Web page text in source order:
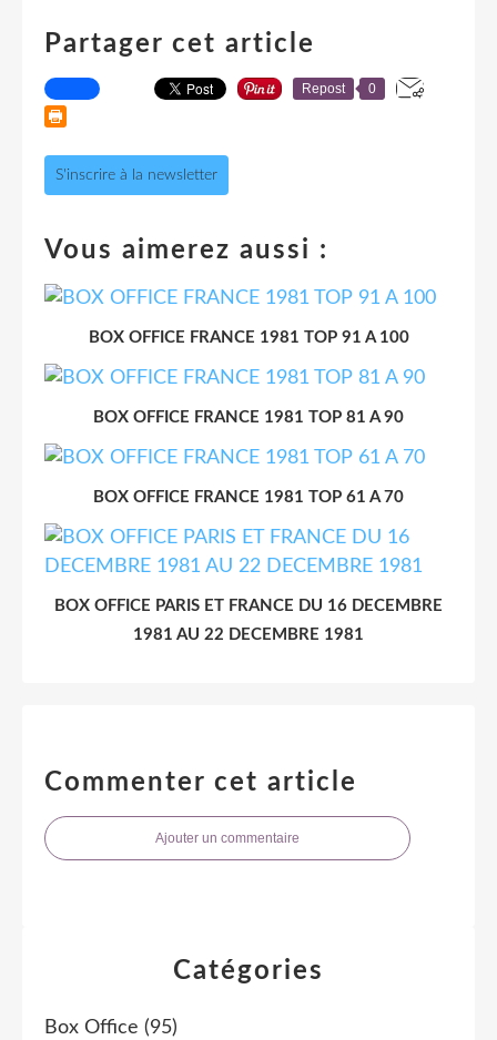
Partager cet article
Repost 0
S'inscrire à la newsletter
Vous aimerez aussi :
BOX OFFICE FRANCE 1981 TOP 91 A 100
BOX OFFICE FRANCE 1981 TOP 81 A 90
BOX OFFICE FRANCE 1981 TOP 61 A 70
BOX OFFICE PARIS ET FRANCE DU 16 DECEMBRE
1981 AU 22 DECEMBRE 1981
Commenter cet article
Ajouter un commentaire
Catégories
Box Office (95)